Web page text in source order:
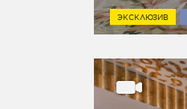
ЭКСКЛЮЗИВ